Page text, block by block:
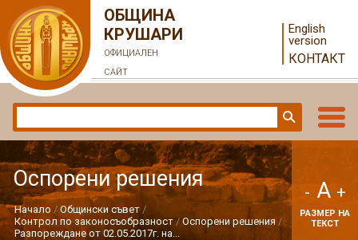
ОБЩИНА
КРУШАРИ
ОФИЦИАЛЕН
САЙТ
English
version
КОНТАКТ
Оспорени решения
Начало
Общински съвет
Контрол по законосъобразност
Оспорени решения
Разпореждане от 02.05.2017г. на...
- A +
РАЗМЕР НА
ТЕКСТ